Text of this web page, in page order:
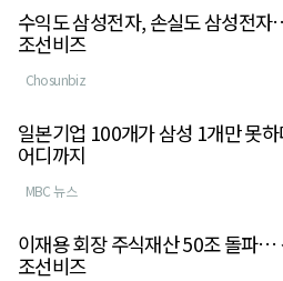
수익도 삼성전자, 손실도 삼성전
조선비즈
Chosunbiz
일본기업 100개가 삼성 1개만 못
어디까지
MBC 뉴스
이재용 회장 주식재산 50조 돌파
조선비즈